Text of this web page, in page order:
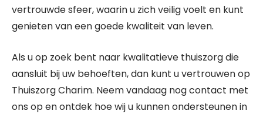
vertrouwde sfeer, waarin u zich veilig voelt en kunt
genieten van een goede kwaliteit van leven.
Als u op zoek bent naar kwalitatieve thuiszorg die
aansluit bij uw behoeften, dan kunt u vertrouwen op
Thuiszorg Charim. Neem vandaag nog contact met
ons op en ontdek hoe wij u kunnen ondersteunen in